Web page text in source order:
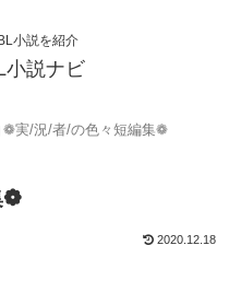
小説を紹介
小説ナビ
❁実/況/者/の色々短編集❁
❁
2020.12.18